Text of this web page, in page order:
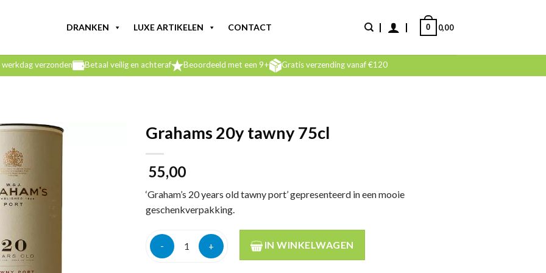
DRANKEN LUXE ARTIKELEN CONTACT 0,00
0
verzonden Betaal veilig en achteraf Beoordeeld met een 9+ Gratis verzending vanaf €120
Grahams 20y tawny 75cl
55,00
‘Graham’s 20 years old tawny port’ gepresenteerd in een mooie
geschenkverpakking.
Grahams 20y tawny 75cl aantalIN WINKELWAGEN